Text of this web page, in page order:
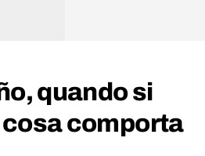
quando si
comporta